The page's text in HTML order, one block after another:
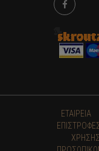
ΕΤΑΙΡΕΙΑ
ΧΡΗΣΗΣ